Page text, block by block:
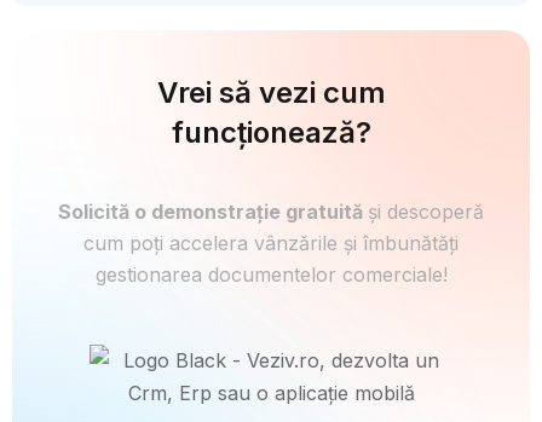
Vrei să vezi cum
funcționează?
Solicită o demonstrație gratuită și descoperă
cum poți accelera vânzările și îmbunătăți
gestionarea documentelor comerciale!